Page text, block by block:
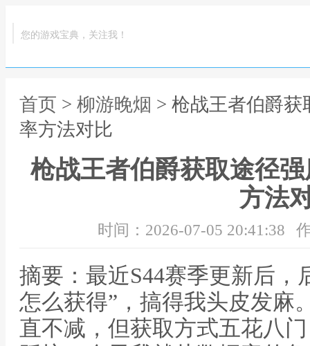
您的游戏宝典，关注我！
首页 > 柳游晚烟 > 枪战王者伯爵获
率方法对比
枪战王者伯爵获取途径
方法
时间：2026-07-05 20:41:38
摘要：最近S44赛季更新后，
怎么获得”，搞得我头皮发麻
直不减，但获取方式五花八